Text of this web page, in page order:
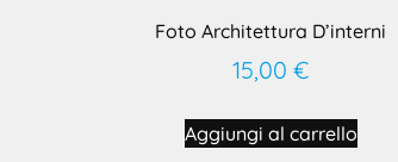
Foto Architettura D’interni
15,00€
Aggiungi al carrello